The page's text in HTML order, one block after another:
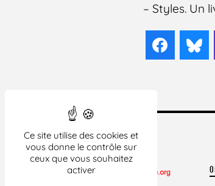
Ce site utilise des cookies et
vous donne le contrôle sur
ceux que vous souhaitez
activer
– Styles. Un